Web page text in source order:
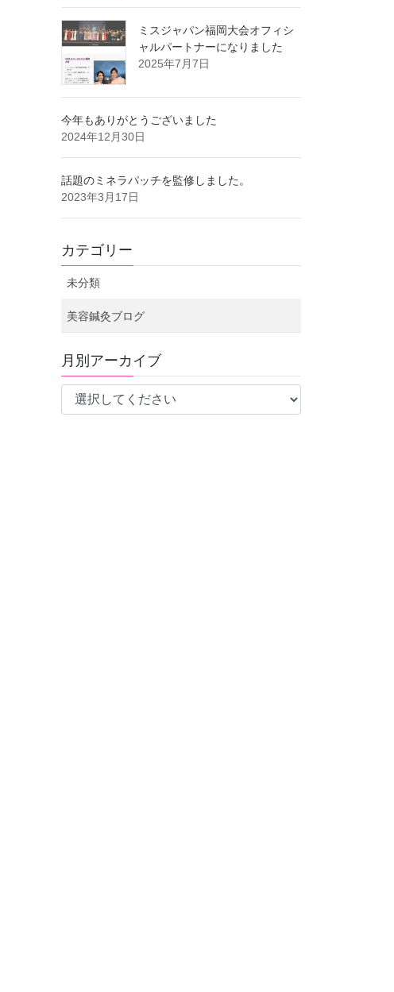
ミスジャパン福岡大会オフィシ
ャルパートナーになりました
2025年7月7日
今年もありがとうございました
2024年12月30日
話題のミネラパッチを監修しました。
2023年3月17日
カテゴリー
未分類
美容鍼灸ブログ
月別アーカイブ